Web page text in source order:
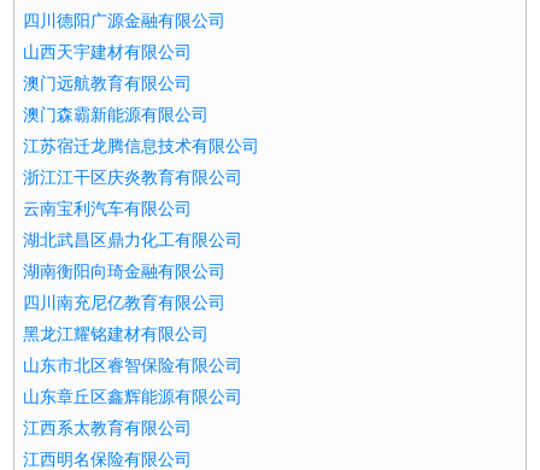
四川德阳广源金融有限公司
山西天宇建材有限公司
澳门远航教育有限公司
澳门森霸新能源有限公司
江苏宿迁龙腾信息技术有限公司
浙江江干区庆炎教育有限公司
云南宝利汽车有限公司
湖北武昌区鼎力化工有限公司
湖南衡阳向琦金融有限公司
四川南充尼亿教育有限公司
黑龙江耀铭建材有限公司
山东市北区睿智保险有限公司
山东章丘区鑫辉能源有限公司
江西系太教育有限公司
江西明名保险有限公司